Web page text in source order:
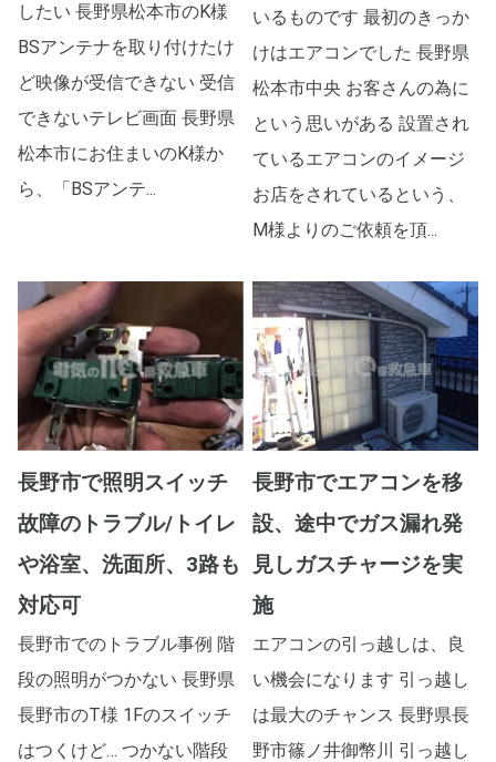
したい 長野県松本市のK様
BSアンテナを取り付けたけ
ど映像が受信できない 受信
できないテレビ画面 長野県
松本市にお住まいのK様か
ら、「BSアンテ...
いるものです 最初のきっか
けはエアコンでした 長野県
松本市中央 お客さんの為に
という思いがある 設置され
ているエアコンのイメージ
お店をされているという、
M様よりのご依頼を頂...
長野市で照明スイッチ
故障のトラブル/トイレ
や浴室、洗面所、3路も
対応可
長野市でのトラブル事例 階
段の照明がつかない 長野県
長野市のT様 1Fのスイッチ
はつくけど… つかない階段
長野市でエアコンを移
設、途中でガス漏れ発
見しガスチャージを実
施
エアコンの引っ越しは、良
い機会になります 引っ越し
は最大のチャンス 長野県長
野市篠ノ井御幣川 引っ越し